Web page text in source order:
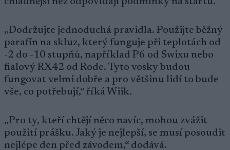
„Dodržujte jednoduchá pravidla. Použijte běžný
parafín na skluz, který funguje při teplotách od
-2 do -10 stupňů, například P6 od Swixu nebo
fialový RX42 od Rode. Tyto vosky budou
fungovat velmi dobře a pro většinu lidí to bude
vše, co potřebují,“ říká Wiik.
„Pro ty, kteří chtějí něco navíc, mohou zvážit
použití prášku. Jaký je nejlepší, se musí posoudit
nejlépe den před závodem,“ dodává.